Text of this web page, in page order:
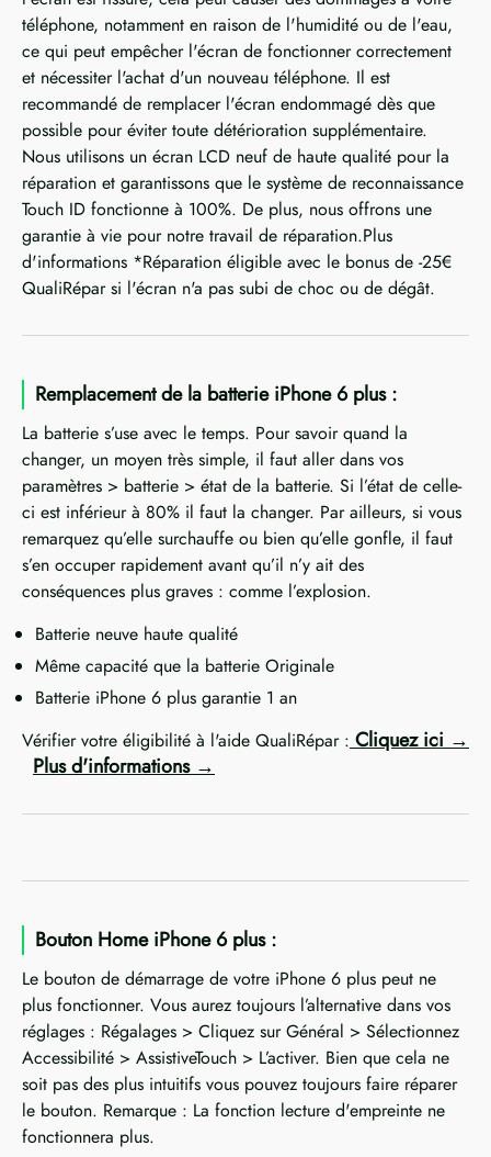
téléphone, notamment en raison de l'humidité ou de l'eau,
ce qui peut empêcher l'écran de fonctionner correctement
et nécessiter l'achat d'un nouveau téléphone. Il est
recommandé de remplacer l'écran endommagé dès que
possible pour éviter toute détérioration supplémentaire.
Nous utilisons un écran LCD neuf de haute qualité pour la
réparation et garantissons que le système de reconnaissance
Touch ID fonctionne à 100%. De plus, nous offrons une
garantie à vie pour notre travail de réparation.Plus
d'informations *Réparation éligible avec le bonus de -25€
QualiRépar si l'écran n'a pas subi de choc ou de dégât.
Remplacement de la batterie iPhone 6 plus :
La batterie s’use avec le temps. Pour savoir quand la
changer, un moyen très simple, il faut aller dans vos
paramètres > batterie > état de la batterie. Si l’état de celle-
ci est inférieur à 80% il faut la changer. Par ailleurs, si vous
remarquez qu’elle surchauffe ou bien qu’elle gonfle, il faut
s’en occuper rapidement avant qu’il n’y ait des
conséquences plus graves : comme l’explosion.
Batterie neuve haute qualité
Même capacité que la batterie Originale
Batterie iPhone 6 plus garantie 1 an
Vérifier votre éligibilité à l'aide QualiRépar : Cliquez ici
Plus d'informations
Bouton Home iPhone 6 plus :
Le bouton de démarrage de votre iPhone 6 plus peut ne
plus fonctionner. Vous aurez toujours l’alternative dans vos
réglages : Régalages > Cliquez sur Général > Sélectionnez
Accessibilité > AssistiveTouch > L’activer. Bien que cela ne
soit pas des plus intuitifs vous pouvez toujours faire réparer
le bouton. Remarque : La fonction lecture d'empreinte ne
fonctionnera plus.